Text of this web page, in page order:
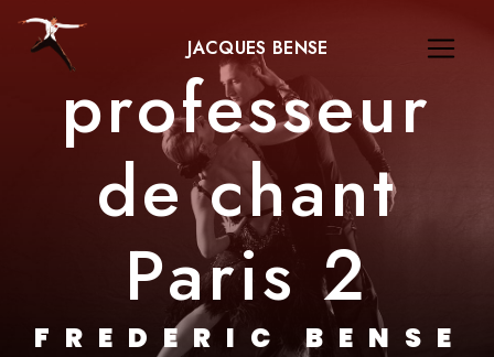
JACQUES BENSE
professeur
de chant
Paris 2
FREDERIC BENSE
Panneau de gestion des cookies